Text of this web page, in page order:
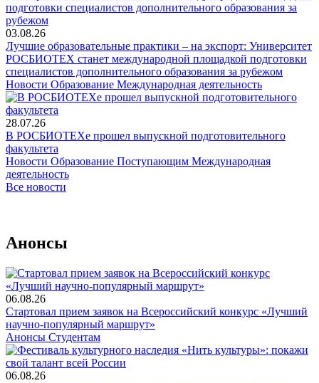
03.08.26
Лучшие образовательные практики – на экспорт: Университет
РОСБИОТЕХ станет международной площадкой подготовки
специалистов дополнительного образования за рубежом
Новости Образование Международная деятельность
28.07.26
В РОСБИОТЕХе прошел выпускной подготовительного
факультета
Новости Образование Поступающим Международная
деятельность
Все новости
Анонсы
06.08.26
Стартовал прием заявок на Всероссийский конкурс «Лучший
научно-популярный маршрут»
Анонсы Студентам
06.08.26